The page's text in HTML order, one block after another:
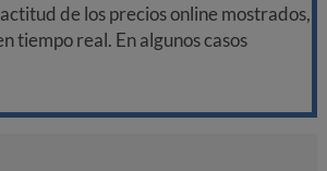
de los precios online mostrados,
tiempo real. En algunos casos